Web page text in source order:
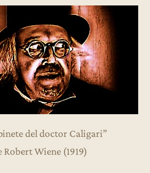
del doctor Caligari”
Robert Wiene (1919)